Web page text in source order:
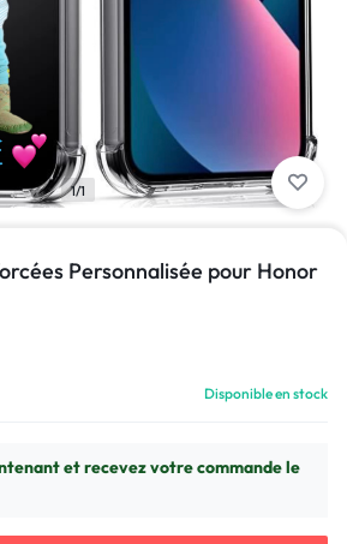
1/1
Personnalisée pour Honor
Disponible en stock
et recevez votre commande le